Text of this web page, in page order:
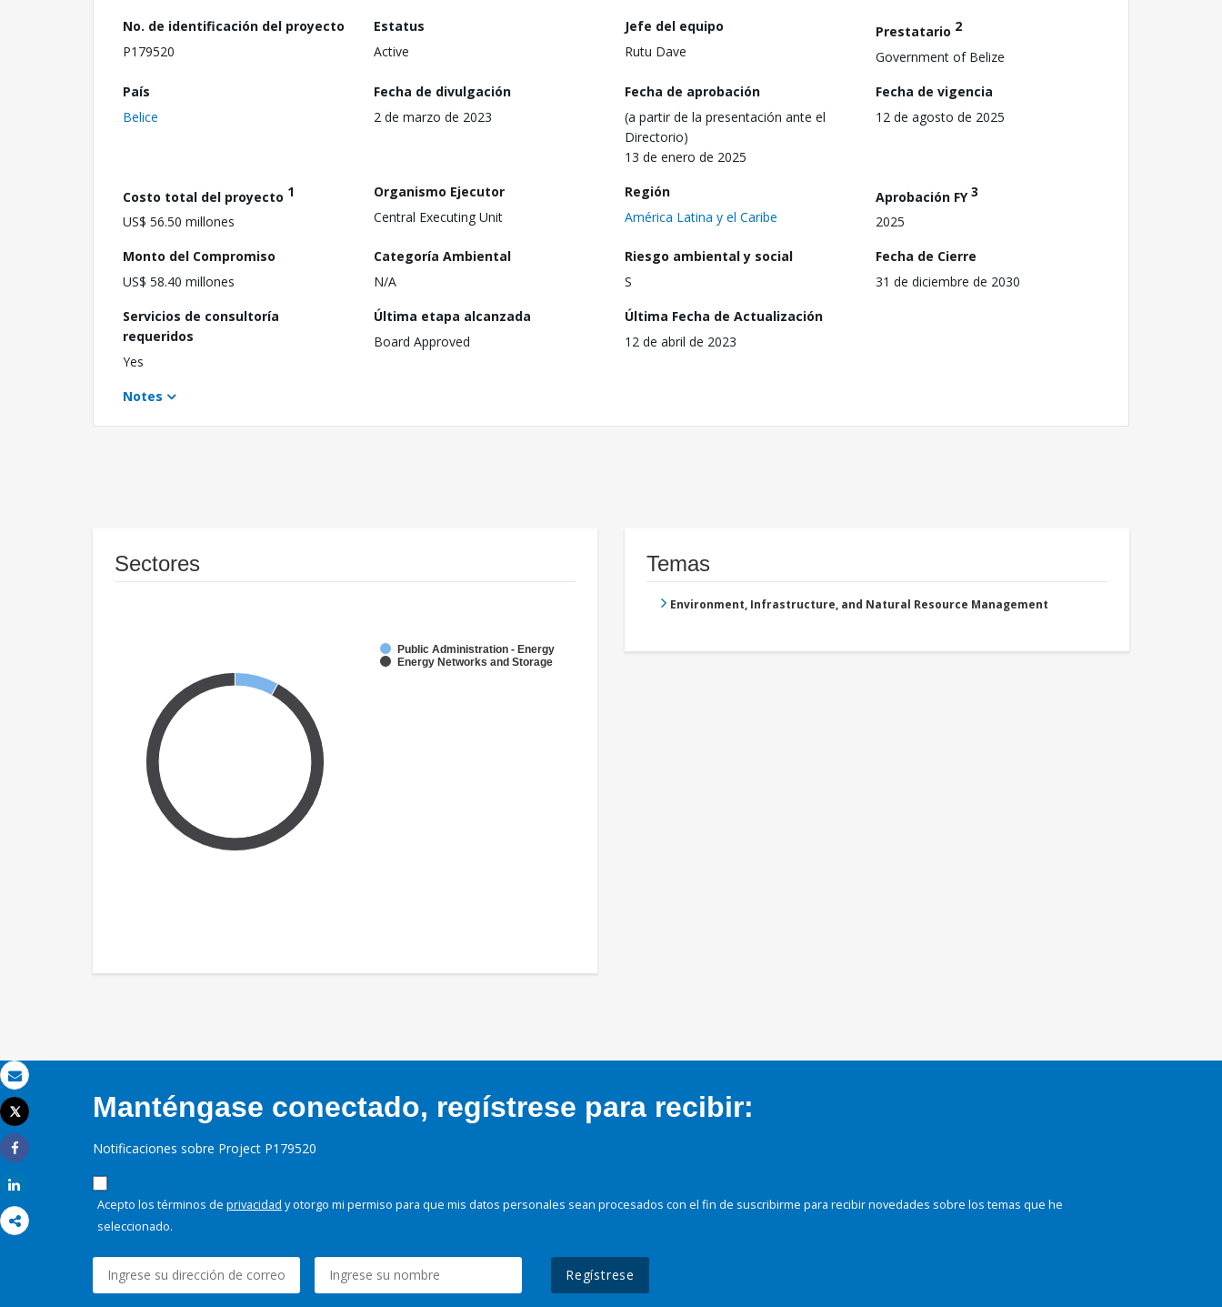
Correo electrónico
Imprimir
Tweet
Share
No. de identificación del proyecto
P179520
Estatus
Active
Jefe del equipo
Rutu Dave
Prestatario 2
Government of Belize
País
Belice
Fecha de divulgación
2 de marzo de 2023
Fecha de aprobación
(a partir de la presentación ante el
Directorio)
13 de enero de 2025
Fecha de vigencia
12 de agosto de 2025
Costo total del proyecto 1
US$ 56.50 millones
Organismo Ejecutor
Central Executing Unit
Región
América Latina y el Caribe
Aprobación FY3
2025
Monto del Compromiso
US$ 58.40 millones
Categoría Ambiental
N/A
Riesgo ambiental y social
S
Fecha de Cierre
31 de diciembre de 2030
Servicios de consultoría
requeridos
Yes
Última etapa alcanzada
Board Approved
Última Fecha de Actualización
12 de abril de 2023
Notes
Sectores
Public Administration - Energy
Energy Networks and Storage
Temas
Environment, Infrastructure, and Natural Resource Management
Manténgase conectado, regístrese para recibir:
Notificaciones sobre Project P179520
Acepto los términos de privacidad y otorgo mi permiso para que mis datos personales sean procesados con el fin de suscribirme para recibir novedades sobre los temas que he
seleccionado.
Regístrese